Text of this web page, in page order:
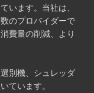
います。当社は、
のプロバイダーで
費量の削減、より
別機、シュレッダ
ています。